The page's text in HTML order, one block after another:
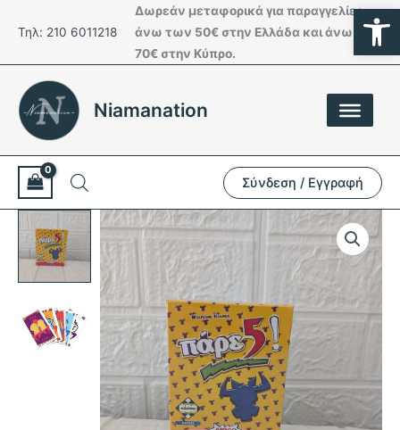
στοΤηλ: 210 6011218
Δωρεάν μεταφορικά για παραγγελίες
άνω των 50€ στην Ελλάδα και άνω των
70€ στην Κύπρο.
Niamanation
Σύνδεση / Εγγραφή